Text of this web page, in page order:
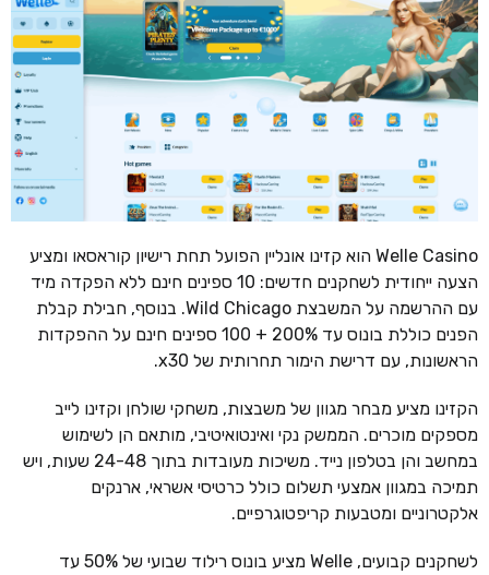
Welle Casino הוא קזינו אונליין הפועל תחת רישיון קוראסאו ומציע
הצעה ייחודית לשחקנים חדשים: 10 ספינים חינם ללא הפקדה מיד
עם ההרשמה על המשבצת Wild Chicago. בנוסף, חבילת קבלת
הפנים כוללת בונוס עד 200% + 100 ספינים חינם על ההפקדות
הראשונות, עם דרישת הימור תחרותית של x30.
הקזינו מציע מבחר מגוון של משבצות, משחקי שולחן וקזינו לייב
מספקים מוכרים. הממשק נקי ואינטואיטיבי, מותאם הן לשימוש
במחשב והן בטלפון נייד. משיכות מעובדות בתוך 24-48 שעות, ויש
תמיכה במגוון אמצעי תשלום כולל כרטיסי אשראי, ארנקים
אלקטרוניים ומטבעות קריפטוגרפיים.
לשחקנים קבועים, Welle מציע בונוס רילוד שבועי של 50% עד